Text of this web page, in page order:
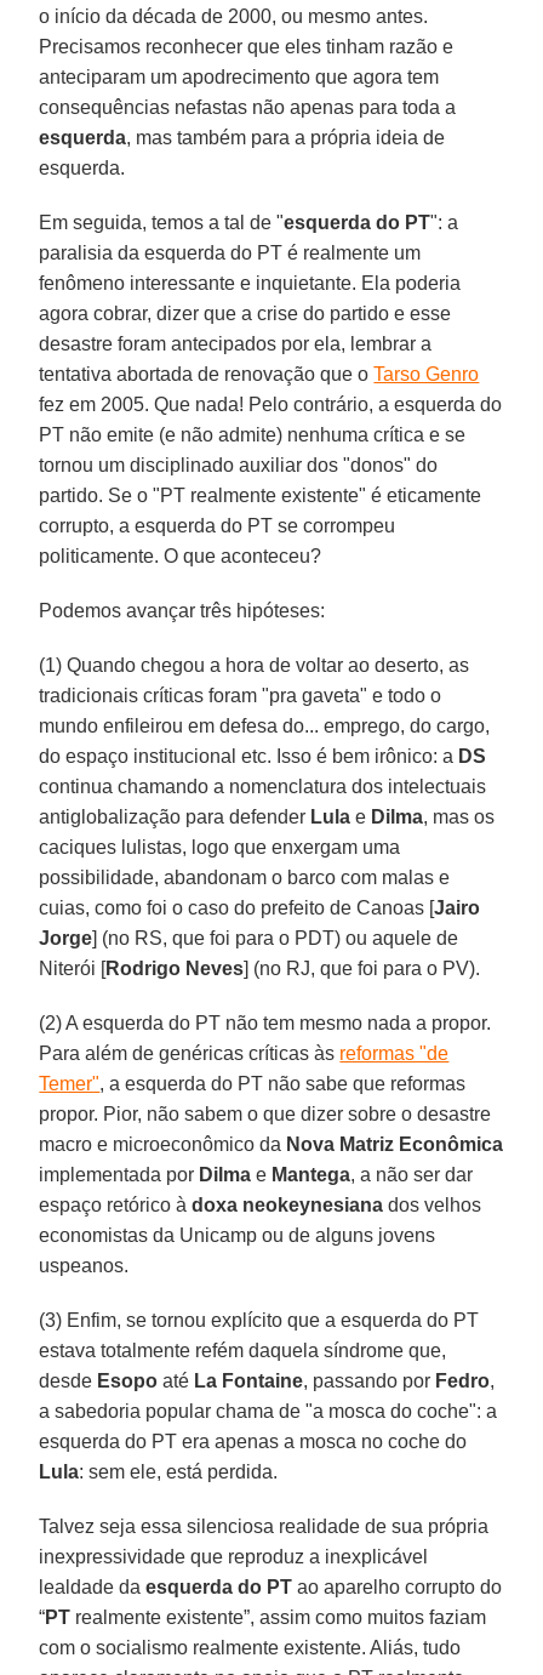
o início da década de 2000, ou mesmo antes.
Precisamos reconhecer que eles tinham razão e
anteciparam um apodrecimento que agora tem
consequências nefastas não apenas para toda a
esquerda, mas também para a própria ideia de
esquerda.
Em seguida, temos a tal de "esquerda do PT": a
paralisia da esquerda do PT é realmente um
fenômeno interessante e inquietante. Ela poderia
agora cobrar, dizer que a crise do partido e esse
desastre foram antecipados por ela, lembrar a
tentativa abortada de renovação que oTarso Genro
fez em 2005. Que nada! Pelo contrário, a esquerda do
PT não emite (e não admite) nenhuma crítica e se
tornou um disciplinado auxiliar dos "donos" do
partido. Se o "PT realmente existente" é eticamente
corrupto, a esquerda do PT se corrompeu
politicamente. O que aconteceu?
Podemos avançar três hipóteses:
(1) Quando chegou a hora de voltar ao deserto, as
tradicionais críticas foram "pra gaveta" e todo o
mundo enfileirou em defesa do... emprego, do cargo,
do espaço institucional etc. Isso é bem irônico: a DS
continua chamando a nomenclatura dos intelectuais
antiglobalização para defender Lula e Dilma, mas os
caciques lulistas, logo que enxergam uma
possibilidade, abandonam o barco com malas e
cuias, como foi o caso do prefeito de Canoas [Jairo
Jorge] (no RS, que foi para o PDT) ou aquele de
Niterói [Rodrigo Neves] (no RJ, que foi para o PV).
(2) A esquerda do PT não tem mesmo nada a propor.
Para além de genéricas críticas às reformas "de
Temer", a esquerda do PT não sabe que reformas
propor. Pior, não sabem o que dizer sobre o desastre
macro e microeconômico da Nova Matriz Econômica
implementada por Dilma e Mantega, a não ser dar
espaço retórico àdoxa neokeynesiana dos velhos
economistas da Unicamp ou de alguns jovens
uspeanos.
(3) Enfim, se tornou explícito que a esquerda do PT
estava totalmente refém daquela síndrome que,
desde Esopo até La Fontaine, passando por Fedro,
a sabedoria popular chama de "a mosca do coche": a
esquerda do PT era apenas a mosca no coche do
Lula: sem ele, está perdida.
Talvez seja essa silenciosa realidade de sua própria
inexpressividade que reproduz a inexplicável
lealdade daesquerda do PT ao aparelho corrupto do
“PT realmente existente”, assim como muitos faziam
com o socialismo realmente existente. Aliás, tudo